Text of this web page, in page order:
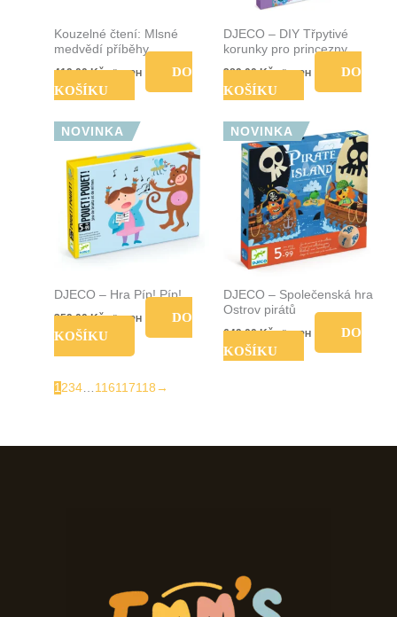
Kouzelné čtení: Mlsné
medvědí příběhy
419,00Kč vč. DPH
DO
KOŠÍKU
DJECO – DIY Třpytivé
korunky pro princezny
289,00Kč vč. DPH
DO
KOŠÍKU
NOVINKA
DJECO – Hra Píp! Píp!
359,00Kč vč. DPH
DO
KOŠÍKU
NOVINKA
DJECO – Společenská hra
Ostrov pirátů
649,00Kč vč. DPH
DO
KOŠÍKU
1234… 116117118 →